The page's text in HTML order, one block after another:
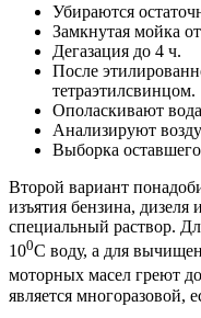
Убираются
Замкнутая мойка
Дегазация до 4 ч.
После
тетраэтилсвинцом.
Ополаскивают
Анализируют
Выборка
Второй вариант
изъятия бензина,
специальный раствор.
100С воду, а для
моторных масел греют
является многоразовой,